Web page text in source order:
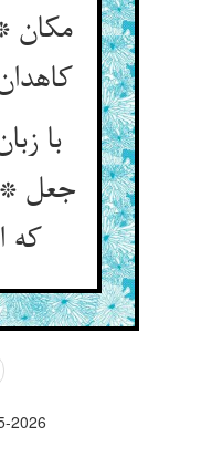
مکان
با
جعل
که
2026